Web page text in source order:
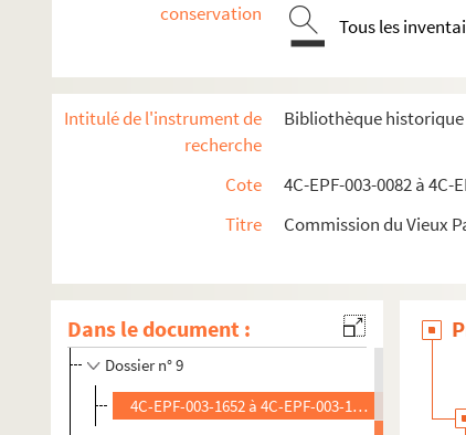
conservation
Tous les
Intitulé de l'instrument de
recherche
Bibliothèque historique
Cote
4C-EPF-003-0082 à 4C-
Titre
Commission du Vieux
Dans le document :
5e arrondissement
Dossier n° 2
Dossier n° 3
Dossier n° 8
Dossier n° 8 bis
Dossier n° 9
4C-EPF-003-1652 à 4C-EPF-003-1654. Lansiaux,